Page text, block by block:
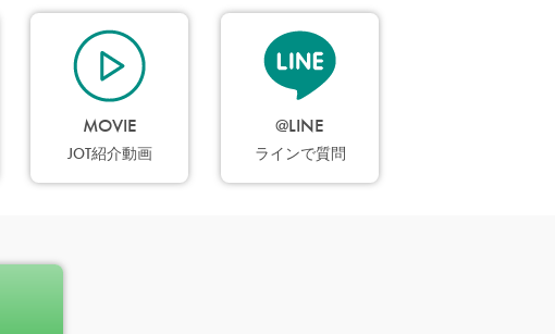
MOVIE
JOT紹介動画
@LINE
ラインで質問